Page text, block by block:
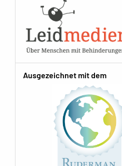
Ausgezeichnet mit dem